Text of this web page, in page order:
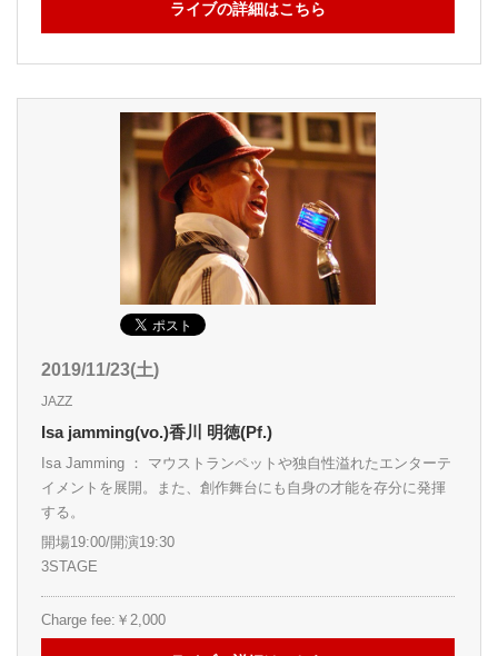
ライブの詳細はこちら
2019/11/23(土)
JAZZ
Isa jamming(vo.)香川 明徳(Pf.)
Isa Jamming ： マウストランペットや独自性溢れたエンターテ
イメントを展開。また、創作舞台にも自身の才能を存分に発揮
する。
開場19:00/開演19:30
3STAGE
Charge fee:￥2,000